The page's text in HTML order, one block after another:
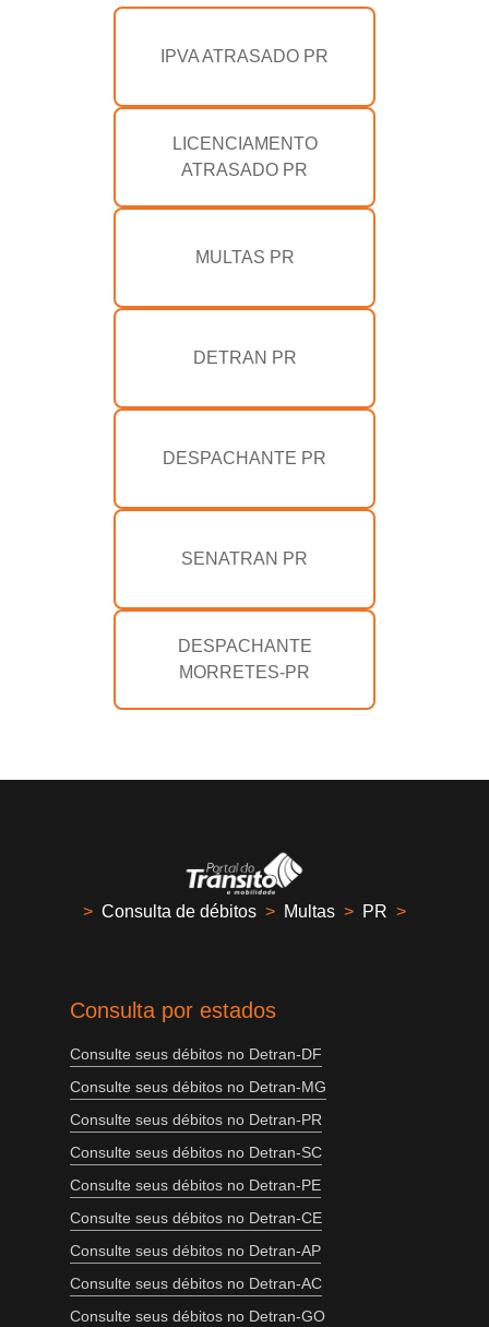
IPVA ATRASADO PR
LICENCIAMENTO
ATRASADO PR
MULTAS PR
DETRAN PR
DESPACHANTE PR
SENATRAN PR
DESPACHANTE
MORRETES-PR
> Consulta de débitos > Multas > PR >
Consulta por estados
Consulte seus débitos no Detran-DF
Consulte seus débitos no Detran-MG
Consulte seus débitos no Detran-PR
Consulte seus débitos no Detran-SC
Consulte seus débitos no Detran-PE
Consulte seus débitos no Detran-CE
Consulte seus débitos no Detran-AP
Consulte seus débitos no Detran-AC
Consulte seus débitos no Detran-GO